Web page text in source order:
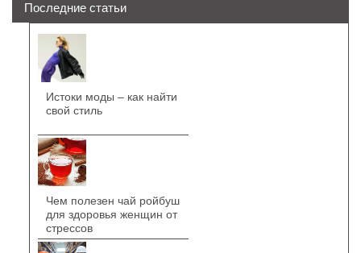
Последние статьи
Истоки моды – как найти
свой стиль
Чем полезен чай ройбуш
для здоровья женщин от
стрессов